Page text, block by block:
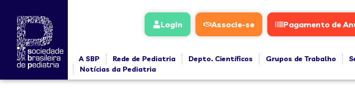
Login Associe-se Pagamento de
A SBP Rede de Pediatria Depto. Científicos Grupos de Trabalho
Notícias da Pediatria